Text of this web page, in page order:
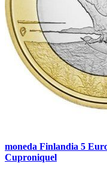
moneda Finlandia 5
Cuproniquel